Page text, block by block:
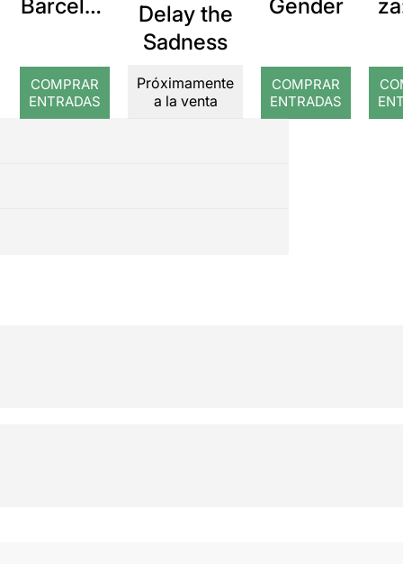
Barcelon
COMPRAR
ENTRADAS
Delay the
Sadness
Próximamente
a la venta
Gender
COMPRAR
ENTRADAS